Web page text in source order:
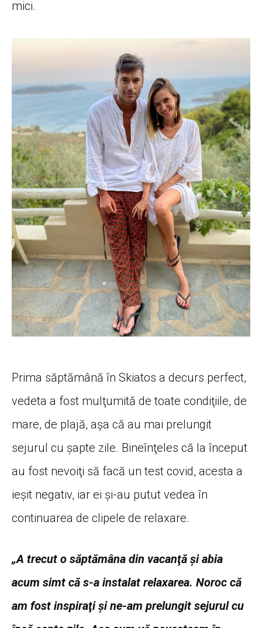
mici.
Prima săptămână în Skiatos a decurs perfect,
vedeta a fost mulţumită de toate condiţiile, de
mare, de plajă, aşa că au mai prelungit
sejurul cu şapte zile. Bineînţeles că la început
au fost nevoiţi să facă un test covid, acesta a
ieşit negativ, iar ei şi-au putut vedea în
continuarea de clipele de relaxare.
„A trecut o săptămâna din vacanţă şi abia
acum simt că s-a instalat relaxarea. Noroc că
am fost inspiraţi şi ne-am prelungit sejurul cu